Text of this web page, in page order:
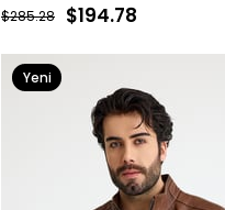
$194.78
$285.28
Yeni